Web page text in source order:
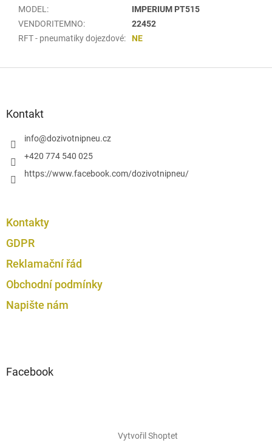
MODEL :
IMPERIUM PT515
VENDORITEMNO:
22452
RFT - pneumatiky dojezdové: NE
Kontakt
info@dozivotnipneu.cz
+420 774 540 025
https://www.facebook.com/dozivotnipneu/
Kontakty
GDPR
Reklamační řád
Obchodní podmínky
Napište nám
Facebook
Vytvořil Shoptet